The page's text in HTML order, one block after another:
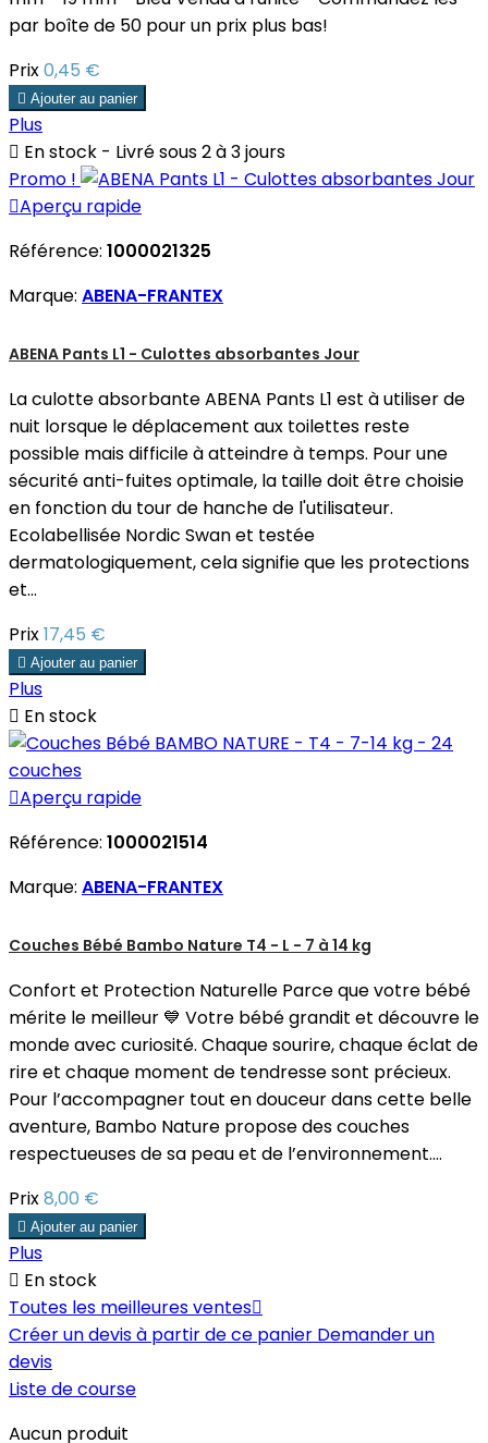
par boîte de 50 pour un prix plus bas!
Prix0,45 €
 Ajouter au panier
Plus
 En stock - Livré sous 2 à 3 jours
Promo !
Aperçu rapide
Référence: 1000021325
Marque: ABENA-FRANTEX
ABENA Pants L1 - Culottes absorbantes Jour
La culotte absorbante ABENA Pants L1 est à utiliser de
nuit lorsque le déplacement aux toilettes reste
possible mais difficile à atteindre à temps. Pour une
sécurité anti-fuites optimale, la taille doit être choisie
en fonction du tour de hanche de l'utilisateur.
Ecolabellisée Nordic Swan et testée
dermatologiquement, cela signifie que les protections
et...
Prix17,45 €
 Ajouter au panier
Plus
 En stock
Aperçu rapide
Référence: 1000021514
Marque: ABENA-FRANTEX
Couches Bébé Bambo Nature T4 - L - 7 à 14 kg
Confort et Protection Naturelle Parce que votre bébé
mérite le meilleur 💙 Votre bébé grandit et découvre le
monde avec curiosité. Chaque sourire, chaque éclat de
rire et chaque moment de tendresse sont précieux.
Pour l’accompagner tout en douceur dans cette belle
aventure, Bambo Nature propose des couches
respectueuses de sa peau et de l’environnement....
Prix8,00 €
 Ajouter au panier
Plus
 En stock
Toutes les meilleures ventes
Créer un devis à partir de ce panier Demander un
devis
Liste de course
Aucun produit